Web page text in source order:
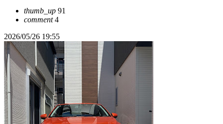
thumb_up 91
comment4
2026/05/26 19:55